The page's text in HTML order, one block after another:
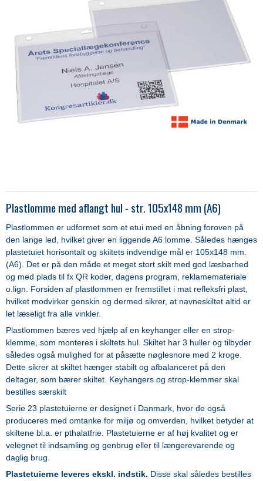
Plastlomme med aflangt hul - str. 105x148 mm (A6)
Plastlommen er udformet som et etui med en åbning foroven på
den lange led, hvilket giver en liggende A6 lomme. Således hænges
plastetuiet horisontalt og skiltets indvendige mål er 105x148 mm.
(A6). Det er på den måde et meget stort skilt med god læsbarhed
og med plads til fx QR koder, dagens program, reklamemateriale
o.lign. Forsiden af plastlommen er fremstillet i mat refleksfri plast,
hvilket modvirker genskin og dermed sikrer, at navneskiltet altid er
let læseligt fra alle vinkler.
Plastlommen bæres ved hjælp af en keyhanger eller en strop-
klemme, som monteres i skiltets hul. Skiltet har 3 huller og tilbyder
således også mulighed for at påsætte nøglesnore med 2 kroge.
Dette sikrer at skiltet hænger stabilt og afbalanceret på den
deltager, som bærer skiltet. Keyhangers og strop-klemmer skal
bestilles særskilt
Serie 23 plastetuierne er designet i Danmark, hvor de også
produceres med omtanke for miljø og omverden, hvilket betyder at
skiltene bl.a. er pthalatfrie. Plastetuierne er af høj kvalitet og er
velegnet til indsamling og genbrug eller til længerevarende og
daglig brug.
Plastetuierne leveres ekskl. indstik. Disse skal således bestilles